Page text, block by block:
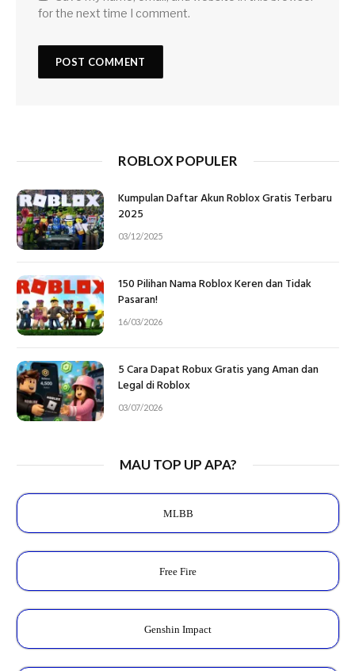
for the next time I comment.
ROBLOX POPULER
Kumpulan Daftar Akun Roblox Gratis Terbaru
2025
03/12/2025
150 Pilihan Nama Roblox Keren dan Tidak
Pasaran!
16/03/2026
5 Cara Dapat Robux Gratis yang Aman dan
Legal di Roblox
03/07/2026
MAU TOP UP APA?
MLBB
Free Fire
Genshin Impact